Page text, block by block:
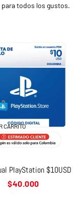
todos los gustos.
CARRITO
PlayStation $10USD
Precio
$40.000